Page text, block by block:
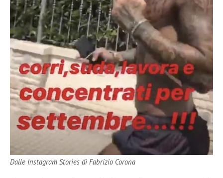
Dalle Instagram Stories di Fabrizio Corona